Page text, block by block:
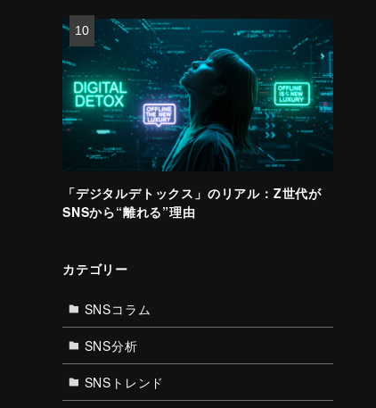
「デジタルデトックス」のリアル：Z世代が
SNSから“離れる”理由
カテゴリー
SNSコラム
SNS分析
SNSトレンド